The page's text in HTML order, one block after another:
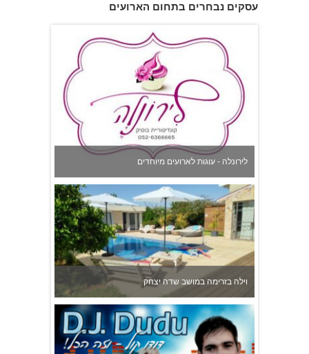
עסקים נבחרים בתחום הארועים
וילה בזרימה במושב שדה יצחק
D.J. Dudu די.ג'י. דודו